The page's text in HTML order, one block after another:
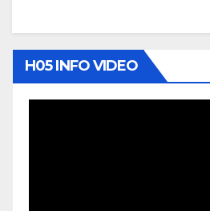
H05 INFO VIDEO